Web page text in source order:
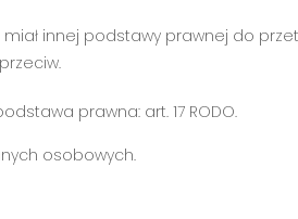
miał innej podstawy prawnej do
prawna: art. 17 RODO.
osobowych.